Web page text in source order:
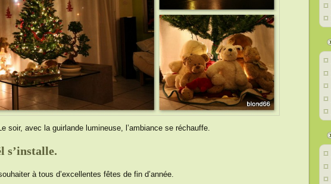
soir, avec la guirlande lumineuse, l’ambiance se réchauffe.
s’installe.
à tous d’excellentes fêtes de fin d’année.